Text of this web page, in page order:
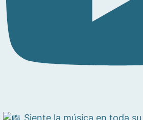
Siente la música en toda